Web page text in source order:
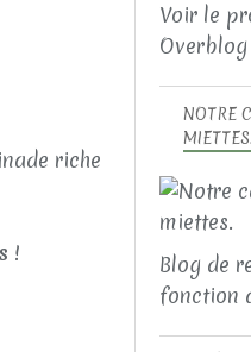
riche
!
NOTRE
Blog de
fonction
Voir le
Overblog